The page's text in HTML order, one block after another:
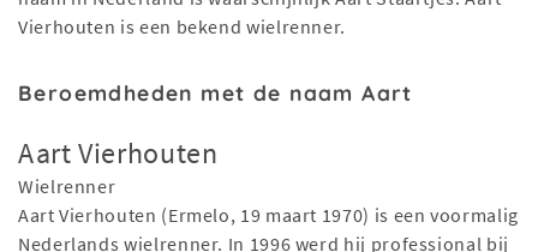
Vierhouten is een bekend wielrenner.
Beroemdheden met de naam Aart
Aart Vierhouten
Wielrenner
Aart Vierhouten (Ermelo, 19 maart 1970) is een voormalig
Nederlands wielrenner. In 1996 werd hij professional bij